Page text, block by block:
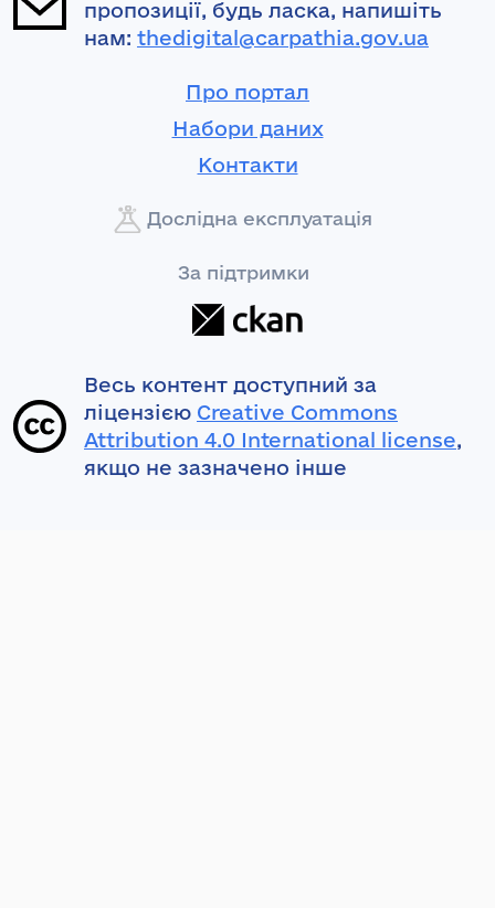
пропозиції, будь ласка, напишіть
нам: thedigital@carpathia.gov.ua
Про портал
Набори даних
Контакти
Дослідна експлуатація
За підтримки
Весь контент доступний за
ліцензією Creative Commons
Attribution 4.0 International license,
якщо не зазначено інше